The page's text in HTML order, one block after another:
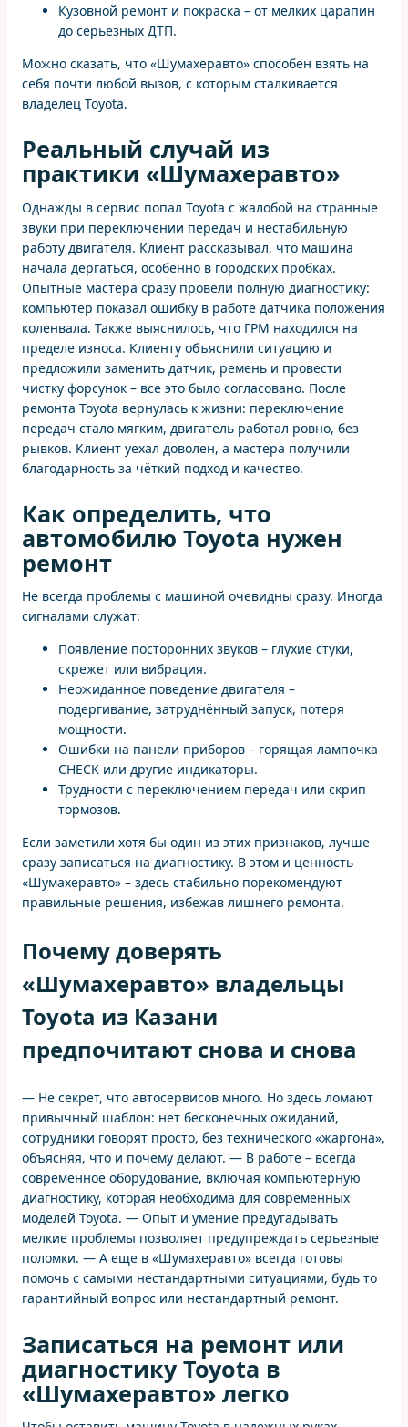
Кузовной ремонт и покраска – от мелких царапин
до серьезных ДТП.
Можно сказать, что «Шумахеравто» способен взять на
себя почти любой вызов, с которым сталкивается
владелец Toyota.
Реальный случай из
практики «Шумахеравто»
Однажды в сервис попал Toyota с жалобой на странные
звуки при переключении передач и нестабильную
работу двигателя. Клиент рассказывал, что машина
начала дергаться, особенно в городских пробках.
Опытные мастера сразу провели полную диагностику:
компьютер показал ошибку в работе датчика положения
коленвала. Также выяснилось, что ГРМ находился на
пределе износа. Клиенту объяснили ситуацию и
предложили заменить датчик, ремень и провести
чистку форсунок – все это было согласовано. После
ремонта Toyota вернулась к жизни: переключение
передач стало мягким, двигатель работал ровно, без
рывков. Клиент уехал доволен, а мастера получили
благодарность за чёткий подход и качество.
Как определить, что
автомобилю Toyota нужен
ремонт
Не всегда проблемы с машиной очевидны сразу. Иногда
сигналами служат:
Появление посторонних звуков – глухие стуки,
скрежет или вибрация.
Неожиданное поведение двигателя –
подергивание, затруднённый запуск, потеря
мощности.
Ошибки на панели приборов – горящая лампочка
CHECK или другие индикаторы.
Трудности с переключением передач или скрип
тормозов.
Если заметили хотя бы один из этих признаков, лучше
сразу записаться на диагностику. В этом и ценность
«Шумахеравто» – здесь стабильно порекомендуют
правильные решения, избежав лишнего ремонта.
Почему доверять
«Шумахеравто» владельцы
Toyota из Казани
предпочитают снова и снова
— Не секрет, что автосервисов много. Но здесь ломают
привычный шаблон: нет бесконечных ожиданий,
сотрудники говорят просто, без технического «жаргона»,
объясняя, что и почему делают. — В работе – всегда
современное оборудование, включая компьютерную
диагностику, которая необходима для современных
моделей Toyota. — Опыт и умение предугадывать
мелкие проблемы позволяет предупреждать серьезные
поломки. — А еще в «Шумахеравто» всегда готовы
помочь с самыми нестандартными ситуациями, будь то
гарантийный вопрос или нестандартный ремонт.
Записаться на ремонт или
диагностику Toyota в
«Шумахеравто» легко